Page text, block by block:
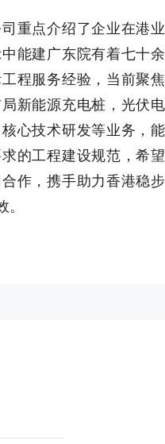
重点介绍了企业在港业
能建广东院有着七十余
程服务经验，当前聚焦
新能源充电桩，光伏电
心技术研发等业务，能
的工程建设规范，希望
作，携手助力香港稳步